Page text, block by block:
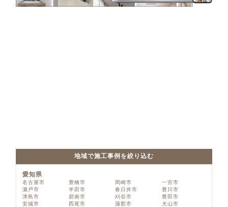
地域で施工事例を絞り込む
愛知県
名古屋市 豊橋市 岡崎市
一宮市
瀬戸市
半田市 春日井市
豊川市
津島市
碧南市 刈谷市
豊田市
安城市
西尾市 蒲郡市
犬山市